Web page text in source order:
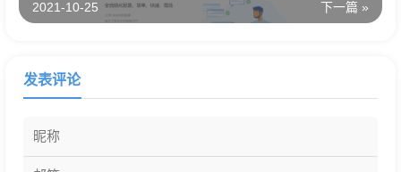
下一篇 »
2021-10-25
发表评论